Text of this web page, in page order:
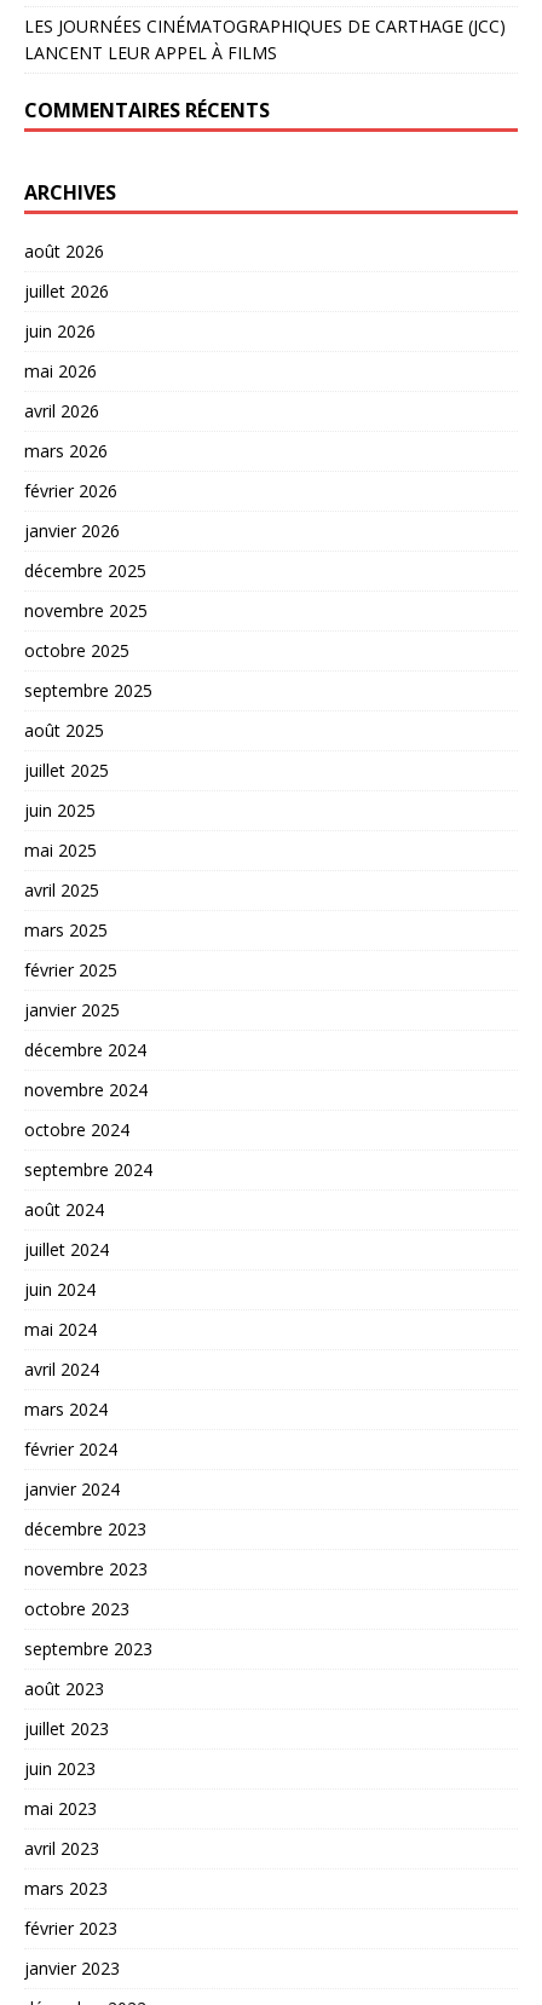
LES JOURNÉES CINÉMATOGRAPHIQUES DE CARTHAGE (JCC)
LANCENT LEUR APPEL À FILMS
COMMENTAIRES RÉCENTS
ARCHIVES
août 2026
juillet 2026
juin 2026
mai 2026
avril 2026
mars 2026
février 2026
janvier 2026
décembre 2025
novembre 2025
octobre 2025
septembre 2025
août 2025
juillet 2025
juin 2025
mai 2025
avril 2025
mars 2025
février 2025
janvier 2025
décembre 2024
novembre 2024
octobre 2024
septembre 2024
août 2024
juillet 2024
juin 2024
mai 2024
avril 2024
mars 2024
février 2024
janvier 2024
décembre 2023
novembre 2023
octobre 2023
septembre 2023
août 2023
juillet 2023
juin 2023
mai 2023
avril 2023
mars 2023
février 2023
janvier 2023